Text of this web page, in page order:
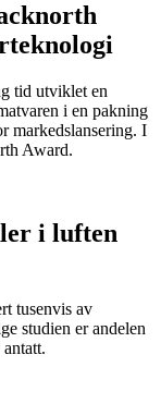
tid utviklet en
i en pakning
markedslansering. I
Award.
i luften
tusenvis av
studien er andelen